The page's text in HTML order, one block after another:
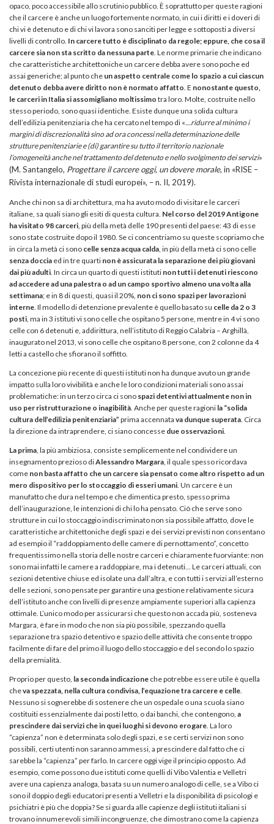
opaco, poco accessibile allo scrutinio pubblico. È soprattutto per queste ragioni
che il carcere è anche un luogo fortemente normato, in cui i diritti e i doveri di
chi vi è detenuto e di chi vi lavora sono sanciti per legge e sottoposti a diversi
livelli di controllo. In carcere tutto è disciplinato da regole; eppure, che cosa il
carcere sia non sta scritto da nessuna parte . Le norme primarie che indicano
che caratteristiche architettoniche un carcere debba avere sono poche ed
assai generiche; al punto che un aspetto centrale come lo spazio a cui ciascun
detenuto debba avere diritto non è normato affatto . E nonostante questo,
le carceri in Italia si assomigliano moltissimo tra loro. Molte, costruite nello
stesso periodo, sono quasi identiche. Esiste dunque una solida cultura
dell’edilizia penitenziaria che ha cercato nel tempo di «…ridurre al minimo i
margini di discrezionalità sino ad ora concessi nella determinazione delle
strutture penitenziarie e (di) garantire su tutto il territorio nazionale
l’omogeneità anche nel trattamento del detenuto e nello svolgimento dei servizi»
(M. Santangelo, Progettare il carcere oggi, un dovere morale, in «RISE –
Rivista internazionale di studi europei», – n. II, 2019).
Anche chi non sa di architettura, ma ha avuto modo di visitare le carceri
italiane, sa quali siano gli esiti di questa cultura. Nel corso del 2019 Antigone
ha visitato 98 carceri , più della metà delle 190 presenti del paese: 43 di esse
sono state costruite dopo il 1980. Se ci concentriamo su queste scopriamo che
in circa la metà ci sono celle senza acqua calda , in più della metà ci sono celle
senza doccia ed in tre quarti non è assicurata la separazione dei più giovani
dai più adulti . In circa un quarto di questi istituti non tutti i detenuti riescono
ad accedere ad una palestra o ad un campo sportivo almeno una volta alla
settimana; e in 8 di questi, quasi il 20%, non ci sono spazi per lavorazioni
interne . Il modello di detenzione prevalente è quello basato su celle da 2 o 3
posti , ma in 3 istituti vi sono celle che ospitano 5 persone, mentre in 4 vi sono
celle con 6 detenuti e, addirittura, nell’istituto di Reggio Calabria – Arghillà,
inaugurato nel 2013, vi sono celle che ospitano 8 persone, con 2 colonne da 4
letti a castello che sfiorano il soffitto.
La concezione più recente di questi istituti non ha dunque avuto un grande
impatto sulla loro vivibilità e anche le loro condizioni materiali sono assai
problematiche: in un terzo circa ci sono spazi detentivi attualmente non in
uso per ristrutturazione o inagibilità . Anche per queste ragioni la “solida
cultura dell’edilizia penitenziaria” prima accennata va dunque superata . Circa
la direzione da intraprendere, ci siano concesse due osservazioni
La prima , la più ambiziosa, consiste semplicemente nel condividere un
insegnamento prezioso diAlessandro Margara , il quale spesso ricordava
come non basta affatto che un carcere sia pensato come altro rispetto ad un
mero dispositivo per lo stoccaggio di esseri umani . Un carcere è un
manufatto che dura nel tempo e che dimentica presto, spesso prima
dell’inaugurazione, le intenzioni di chi lo ha pensato. Ciò che serve sono
strutture in cui lo stoccaggio indiscriminato non sia possibile affatto, dove le
caratteristiche architettoniche degli spazi e dei servizi previsti non consentano
ad esempio il “raddoppiamento delle camere di pernottamento”, concetto
frequentissimo nella storia delle nostre carceri e chiaramente fuorviante: non
sono mai infatti le camere a raddoppiare, ma i detenuti… Le carceri attuali, con
sezioni detentive chiuse ed isolate una dall’altra, e con tutti i servizi all’esterno
delle sezioni, sono pensate per garantire una gestione relativamente sicura
dell’istituto anche con livelli di presenze ampiamente superiori alla capienza
ottimale. L’unico modo per assicurarsi che questo non accada più, sosteneva
Margara, è fare in modo che non sia più possibile, spezzando quella
separazione tra spazio detentivo e spazio delle attività che consente troppo
facilmente di fare del primo il luogo dello stoccaggio e del secondo lo spazio
della premialità.
Proprio per questo, la seconda indicazione che potrebbe essere utile è quella
cheva spezzata, nella cultura condivisa, l’equazione tra carcere e celle
Nessuno si sognerebbe di sostenere che un ospedale o una scuola siano
costituiti essenzialmente dai posti letto, o dai banchi, che contengono, a
prescindere dai servizi che in quei luoghi si devono erogare . La loro
“capienza” non è determinata solo degli spazi, e se certi servizi non sono
possibili, certi utenti non saranno ammessi, a prescindere dal fatto che ci
sarebbe la “capienza” per farlo. In carcere oggi vige il principio opposto. Ad
esempio, come possono due istituti come quelli di Vibo Valentia e Velletri
avere una capienza analoga, basata su un numero analogo di celle, se a Vibo ci
sono il doppio degli educatori presenti a Velletri e la disponibilità di psicologi e
psichiatri è più che doppia? Se si guarda alle capienze degli istituti italiani si
trovano innumerevoli simili incongruenze, che dimostrano come la capienza